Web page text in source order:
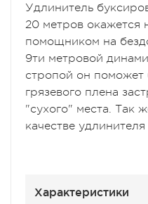
Удлинитель
20 метров окажется
помощником на
9ти метровой
стропой он поможет
грязевого плена
"сухого" места. Так
качестве
Характеристики